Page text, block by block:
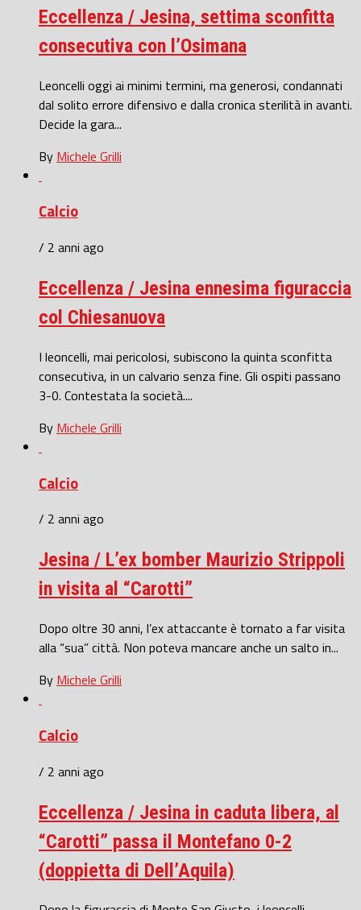
Eccellenza / Jesina, settima sconfitta
consecutiva con l’Osimana
Leoncelli oggi ai minimi termini, ma generosi, condannati
dal solito errore difensivo e dalla cronica sterilità in avanti.
Decide la gara...
By Michele Grilli
Calcio
/ 2 anni ago
Eccellenza / Jesina ennesima figuraccia
col Chiesanuova
I leoncelli, mai pericolosi, subiscono la quinta sconfitta
consecutiva, in un calvario senza fine. Gli ospiti passano
3-0. Contestata la società....
By Michele Grilli
Calcio
/ 2 anni ago
Jesina / L’ex bomber Maurizio Strippoli
in visita al “Carotti”
Dopo oltre 30 anni, l’ex attaccante è tornato a far visita
alla “sua” città. Non poteva mancare anche un salto in...
By Michele Grilli
Calcio
/ 2 anni ago
Eccellenza / Jesina in caduta libera, al
“Carotti” passa il Montefano 0-2
(doppietta di Dell’Aquila)